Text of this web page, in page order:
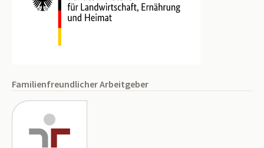
Familienfreundlicher Arbeitgeber